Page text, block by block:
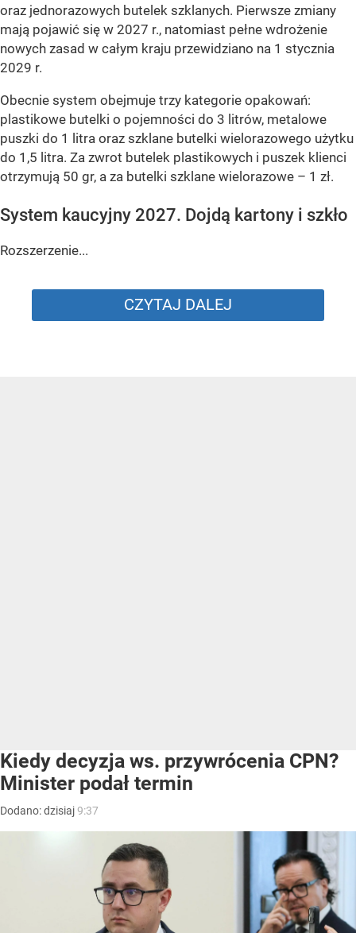
oraz jednorazowych butelek szklanych. Pierwsze zmiany
mają pojawić się w 2027 r., natomiast pełne wdrożenie
nowych zasad w całym kraju przewidziano na 1 stycznia
2029 r.
Obecnie system obejmuje trzy kategorie opakowań:
plastikowe butelki o pojemności do 3 litrów, metalowe
puszki do 1 litra oraz szklane butelki wielorazowego użytku
do 1,5 litra. Za zwrot butelek plastikowych i puszek klienci
otrzymują 50 gr, a za butelki szklane wielorazowe – 1 zł.
System kaucyjny 2027. Dojdą kartony i szkło
Rozszerzenie...
CZYTAJ DALEJ
Kiedy decyzja ws. przywrócenia CPN?
Minister podał termin
Dodano:dzisiaj9:37